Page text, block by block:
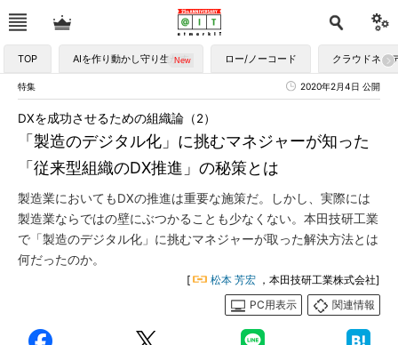
TOP AIを作り動かし守り生かす ロー/ノーコード クラウドネイ
特集 2020年2月4日 公開
「製造のデジタル化」に挑むマネジャーが知った
「従来型組織のDX推進」の秘策とは
DXを成功させるための組織論（2）
製造業においてもDXの推進は重要な施策だ。しかし、実際には
製造業ならではの壁にぶつかることも少なくない。本田技研工業
で「製造のデジタル化」に挑むマネジャーが取った解決方法とは
何だったのか。
[ 松本 芳宏 ，本田技研工業株式会社]
PC用表示
関連情報